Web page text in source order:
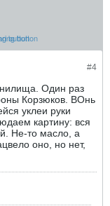
#4
Один раз
Корзюков. ВОнь
уклеи руки
картину: вся
Не-то масло, а
оно, но нет,